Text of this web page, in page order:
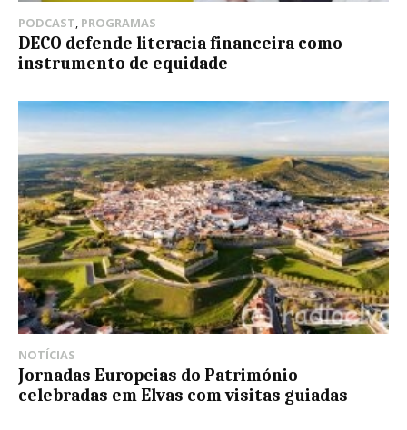
PODCAST, PROGRAMAS
DECO defende literacia financeira como
instrumento de equidade
NOTÍCIAS
Jornadas Europeias do Património
celebradas em Elvas com visitas guiadas